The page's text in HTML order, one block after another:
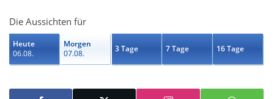
Die Aussichten für
Heute
06.08.
Morgen
07.08.
3 Tage 7 Tage 16 Tage